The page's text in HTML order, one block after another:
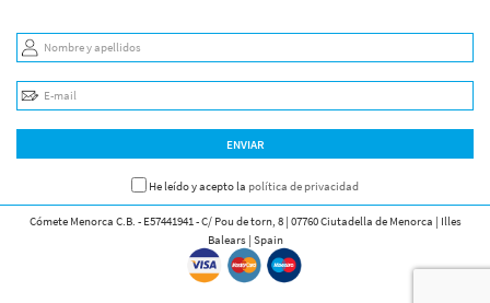
Nombre y apellidos
E-mail
ENVIAR
He leído y acepto la política de privacidad
Cómete Menorca C.B. - E57441941 - C/ Pou de torn, 8 | 07760 Ciutadella de Menorca | Illes
Balears | Spain